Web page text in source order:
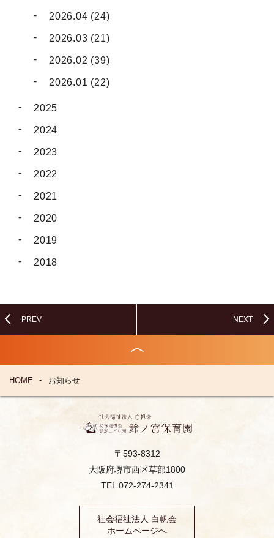
2026.04 (24)
2026.03 (21)
2026.02 (39)
2026.01 (22)
2025
2024
2023
2022
2021
2020
2019
2018
PREV NEXT
HOME お知らせ
〒593-8312
大阪府堺市西区草部1800
TEL 072-274-2341
社会福祉法人 白帆会
ホームページへ